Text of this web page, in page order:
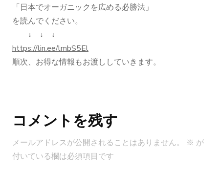
「日本でオーガニックを広める必勝法」
を読んでください。
↓ ↓ ↓
https://lin.ee/lmbS5El
順次、お得な情報もお渡ししていきます。
稿
ナ
ビ
ゲ
コメントを残す
メールアドレスが公開されることはありません。 ※ が
付いている欄は必須項目です